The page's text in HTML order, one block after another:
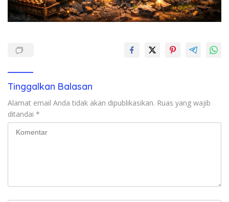
Tinggalkan Balasan
Alamat email Anda tidak akan dipublikasikan. Ruas yang wajib
ditandai *